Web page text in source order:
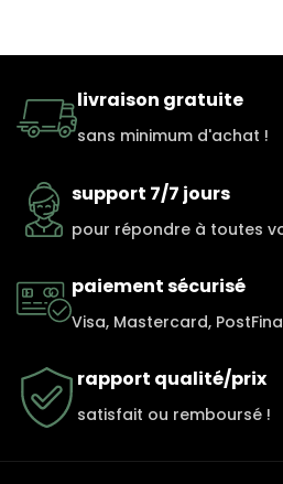
livraison gratuite
sans minimum d'achat !
support 7/7 jours
pour répondre à toutes
paiement sécurisé
Visa, Mastercard,
rapport qualité/prix
satisfait ou remboursé !